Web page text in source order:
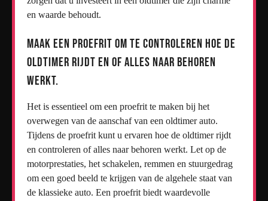
en waarde behoudt.
Maak een proefrit om te controleren hoe de
oldtimer rijdt en of alles naar behoren
werkt.
Het is essentieel om een proefrit te maken bij het
overwegen van de aanschaf van een oldtimer auto.
Tijdens de proefrit kunt u ervaren hoe de oldtimer rijdt
en controleren of alles naar behoren werkt. Let op de
motorprestaties, het schakelen, remmen en stuurgedrag
om een goed beeld te krijgen van de algehele staat van
de klassieke auto. Een proefrit biedt waardevolle